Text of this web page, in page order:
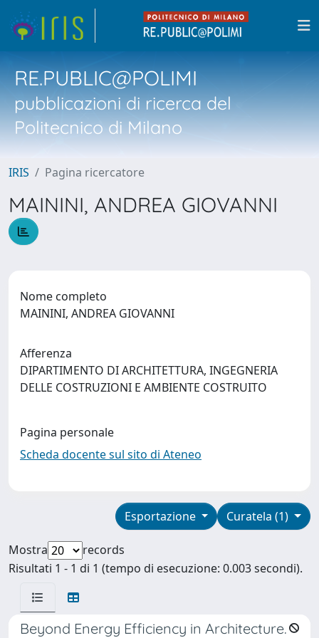
RE.PUBLIC@POLIMI
pubblicazioni di ricerca del
Politecnico di Milano
IRIS Pagina ricercatore
MAININI, ANDREA GIOVANNI
Nome completo
MAININI, ANDREA GIOVANNI
Afferenza
DIPARTIMENTO DI ARCHITETTURA, INGEGNERIA
DELLE COSTRUZIONI E AMBIENTE COSTRUITO
Pagina personale
Scheda docente sul sito di Ateneo
Curatela (1)
Esportazione
Mostra
records
Risultati 1 - 1 di 1 (tempo di esecuzione: 0.003 secondi).
Beyond Energy Efficiency in Architecture.